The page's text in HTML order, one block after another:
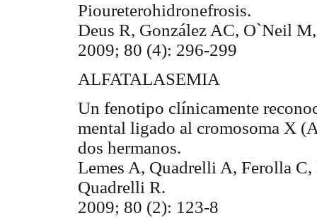
Pioureterohidronefrosis.
Deus R, González AC, O`Neil
2009; 80 (4): 296-299
ALFATALASEMIA
Un fenotipo clínicamente
mental ligado al cromosoma X
dos hermanos.
Lemes A, Quadrelli A, Ferolla
Quadrelli R.
2009; 80 (2): 123-8